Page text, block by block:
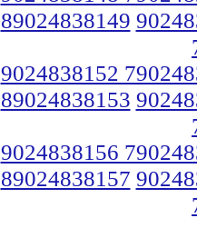
89024838149
9024838152
89024838153
9024838156
89024838157